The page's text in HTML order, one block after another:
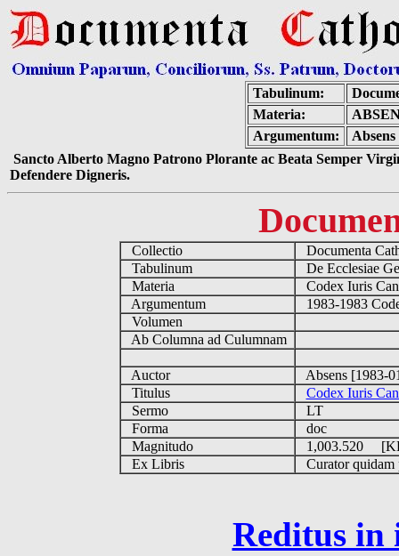
Tabulinum:
Materia:
Argumentum:
Sancto Alberto Magno Patrono Plorante ac Beata Semper
Defendere Digneris.
Collectio
Documenta
Tabulinum
De Ecclesiae
Materia
Codex Iuris
Argumentum
1983-1983
Volumen
Ab Columna ad Culumnam
Auctor
Absens [1983-
Titulus
Codex Iuris
Sermo
LT
Forma
doc
Magnitudo
1,003.520
Ex Libris
Curator
Reditus in